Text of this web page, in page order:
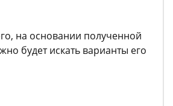
на основании полученной
будет искать варианты его